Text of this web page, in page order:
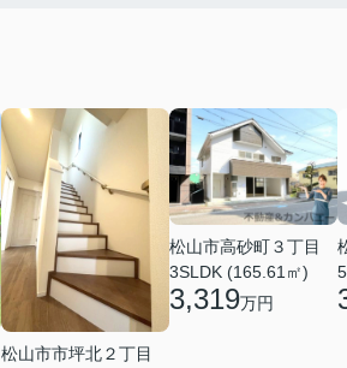
松山市市坪北２丁目
松山市高砂町３丁目
3SLDK (165.61㎡)
3,319万円